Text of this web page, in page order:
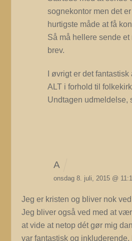
sognekontor men det
hurtigste måde at få
Så må hellere sende
brev.
I øvrigt er det
ALT i forhold til
Undtagen udmeldelse,
A
onsdag 8. juli, 2015 @
Jeg er kristen og bliver nok
Jeg bliver også ved med at
at vide at netop dét gør mig
var fantastisk og inkluderende.